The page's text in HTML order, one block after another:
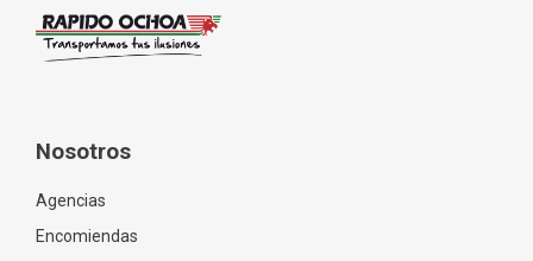
Nosotros
Agencias
Encomiendas